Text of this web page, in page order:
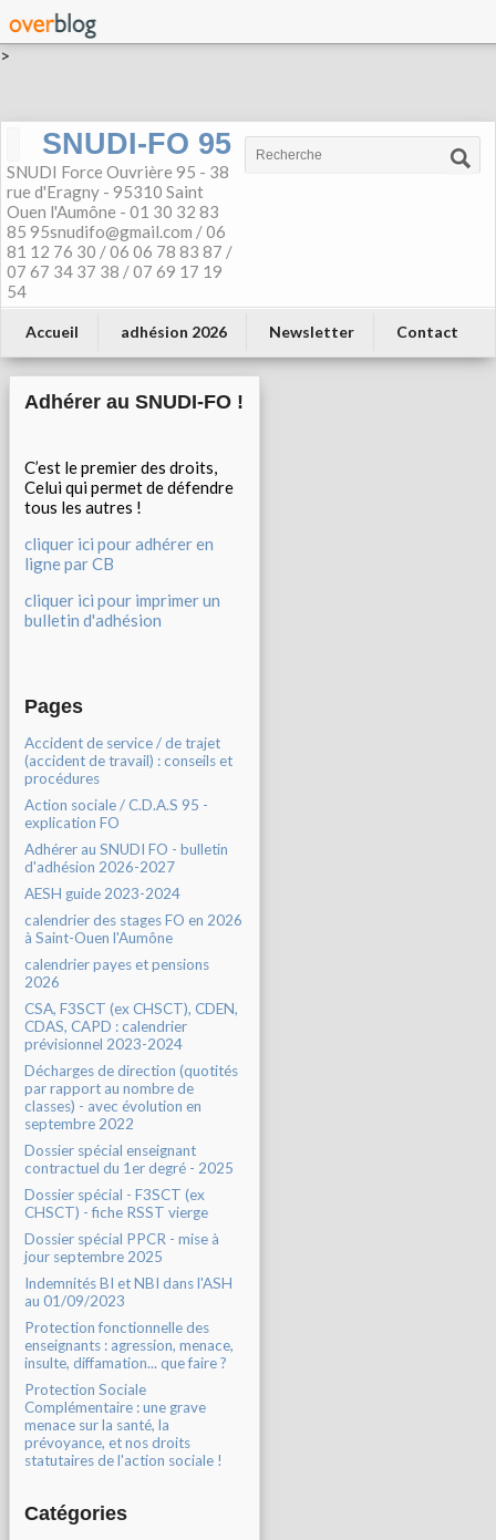
>
SNUDI-FO 95
SNUDI Force Ouvrière 95 - 38
rue d'Eragny - 95310 Saint
Ouen l'Aumône - 01 30 32 83
85 95snudifo@gmail.com / 06
81 12 76 30 / 06 06 78 83 87 /
07 67 34 37 38 / 07 69 17 19
54
Accueil adhésion 2026 Newsletter Contact
Adhérer au SNUDI-FO !
C’est le premier des droits,
Celui qui permet de défendre
tous les autres !
cliquer ici pour adhérer en
ligne par CB
cliquer ici pour imprimer un
bulletin d'adhésion
Pages
Accident de service / de trajet
(accident de travail) : conseils et
procédures
Action sociale / C.D.A.S 95 -
explication FO
Adhérer au SNUDI FO - bulletin
d'adhésion 2026-2027
AESH guide 2023-2024
calendrier des stages FO en 2026
à Saint-Ouen l'Aumône
calendrier payes et pensions
2026
CSA, F3SCT (ex CHSCT), CDEN,
CDAS, CAPD : calendrier
prévisionnel 2023-2024
Décharges de direction (quotités
par rapport au nombre de
classes) - avec évolution en
septembre 2022
Dossier spécial enseignant
contractuel du 1er degré - 2025
Dossier spécial - F3SCT (ex
CHSCT) - fiche RSST vierge
Dossier spécial PPCR - mise à
jour septembre 2025
Indemnités BI et NBI dans l'ASH
au 01/09/2023
Protection fonctionnelle des
enseignants : agression, menace,
insulte, diffamation... que faire ?
Protection Sociale
Complémentaire : une grave
menace sur la santé, la
prévoyance, et nos droits
statutaires de l'action sociale !
Catégories